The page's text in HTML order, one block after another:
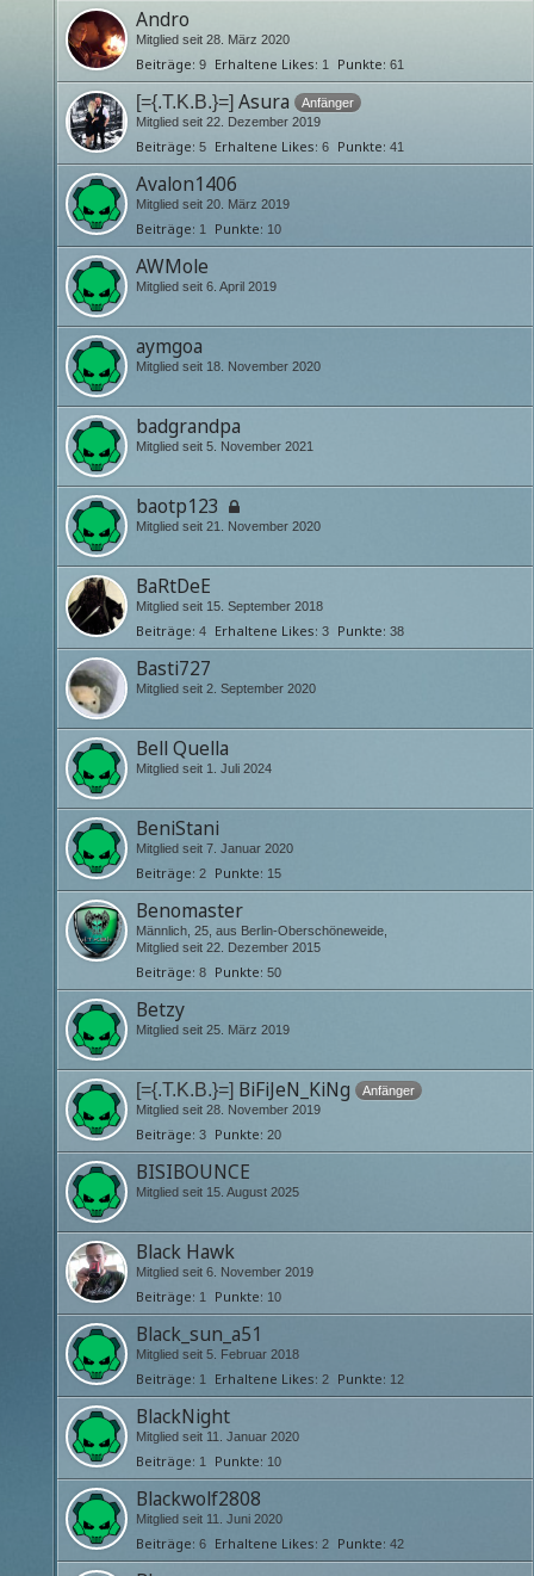
Andro
Mitglied seit 28. März 2020
Beiträge 9 Erhaltene Likes 1 Punkte 61
[={.T.K.B.}=] Asura
Anfänger
Mitglied seit 22. Dezember 2019
Beiträge 5 Erhaltene Likes 6 Punkte 41
Avalon1406
Mitglied seit 20. März 2019
Beiträge 1 Punkte 10
AWMole
Mitglied seit 6. April 2019
aymgoa
Mitglied seit 18. November 2020
badgrandpa
Mitglied seit 5. November 2021
baotp123
Mitglied seit 21. November 2020
BaRtDeE
Mitglied seit 15. September 2018
Beiträge 4 Erhaltene Likes 3 Punkte 38
Basti727
Mitglied seit 2. September 2020
Bell Quella
Mitglied seit 1. Juli 2024
BeniStani
Mitglied seit 7. Januar 2020
Beiträge 2 Punkte 15
Benomaster
Männlich 25 aus Berlin-Oberschöneweide
Mitglied seit 22. Dezember 2015
Beiträge 8 Punkte 50
Betzy
Mitglied seit 25. März 2019
[={.T.K.B.}=] BiFiJeN_KiNg
Anfänger
Mitglied seit 28. November 2019
Beiträge 3 Punkte 20
BISIBOUNCE
Mitglied seit 15. August 2025
Black Hawk
Mitglied seit 6. November 2019
Beiträge 1 Punkte 10
Black_sun_a51
Mitglied seit 5. Februar 2018
Beiträge 1 Erhaltene Likes 2 Punkte 12
BlackNight
Mitglied seit 11. Januar 2020
Beiträge 1 Punkte 10
Blackwolf2808
Mitglied seit 11. Juni 2020
Beiträge 6 Erhaltene Likes 2 Punkte 42